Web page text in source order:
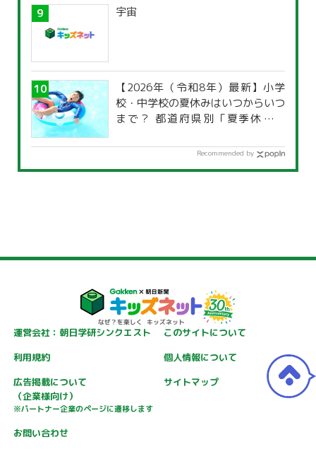
宇宙
【2026年（令和8年）最新】小学
校・中学校の夏休みはいつからいつ
まで？ 都道府県別「夏季休暇一
Recommended by
運営会社：朝日学研シンクエスト
このサイトについて
利用規約
個人情報について
広告掲載について
（企業様向け）
※パートナー企業のページに遷移します
サイトマップ
お問い合わせ